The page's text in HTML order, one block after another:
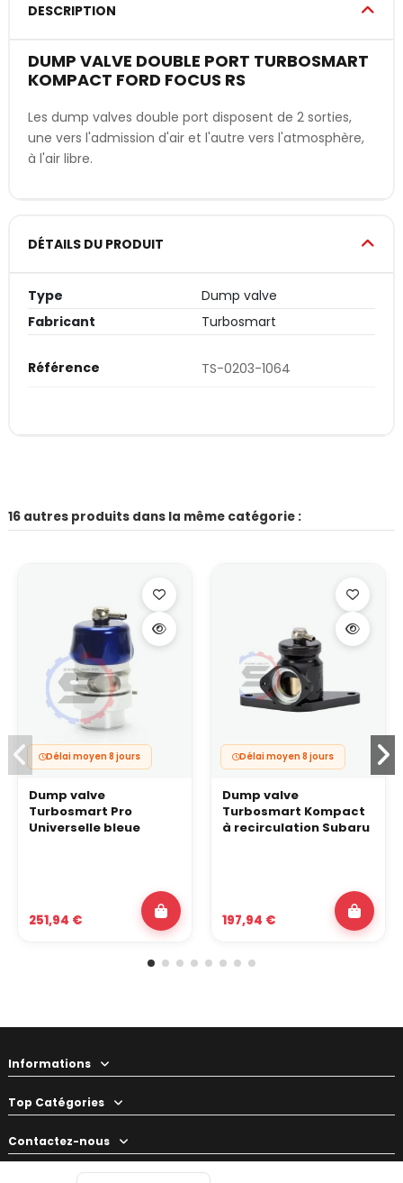
DESCRIPTION
DUMP VALVE DOUBLE PORT TURBOSMART
KOMPACT FORD FOCUS RS
Les dump valves double port disposent de 2 sorties,
une vers l'admission d'air et l'autre vers l'atmosphère,
à l'air libre.
DÉTAILS DU PRODUIT
Type
Dump valve
Fabricant
Turbosmart
Référence TS-0203-1064
16 autres produits dans la même catégorie :
Délai moyen 8 jours
Dump valve
Turbosmart Pro
Universelle bleue
251,94 €
Délai moyen 8 jours
Dump valve
Turbosmart Kompact
à recirculation Subaru
197,94 €
Informations
Top Catégories
Contactez-nous